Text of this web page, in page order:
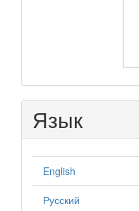
Язык
English
Русский